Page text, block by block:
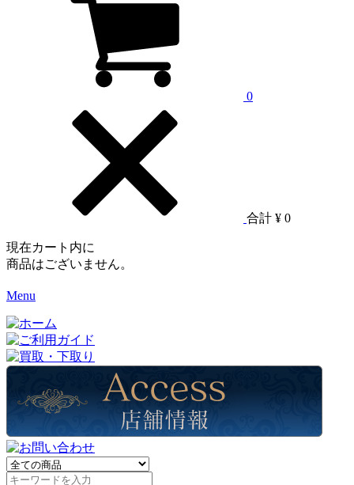
0
合計 ¥ 0
現在カート内に
商品はございません。
Menu